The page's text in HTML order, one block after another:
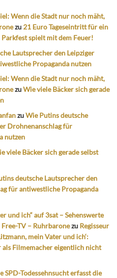
Wenn die Stadt nur noch mäht,
zu 21 Euro Tageseintritt für ein
spielt mit dem Feuer!
Lautsprecher den Leipziger
Propaganda nutzen
Wenn die Stadt nur noch mäht,
zuWie viele Bäcker sich gerade
zuWie Putins deutsche
Drohnenanschlag für
nutzen
viele Bäcker sich gerade selbst
deutsche Lautsprecher den
für antiwestliche Propaganda
und ich“ auf 3sat – Sehenswerte
TV – Ruhrbaronezu Regisseur
mein Vater und ich‘:
als Filmemacher eigentlich nicht
SPD-Todessehnsucht erfasst die